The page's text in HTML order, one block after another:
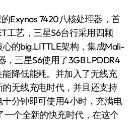
Exynos 7420八核处理器，首
工艺，三星S6台行采用四颗
的big.LITTLE架构，集成Mali-
，三星S6使用了3GB LPDDR4
降低能耗。并加入了无线充
无线充电时代，并且还支持
分钟即可使用4小时，充满电
个全新的快充时代，在这个